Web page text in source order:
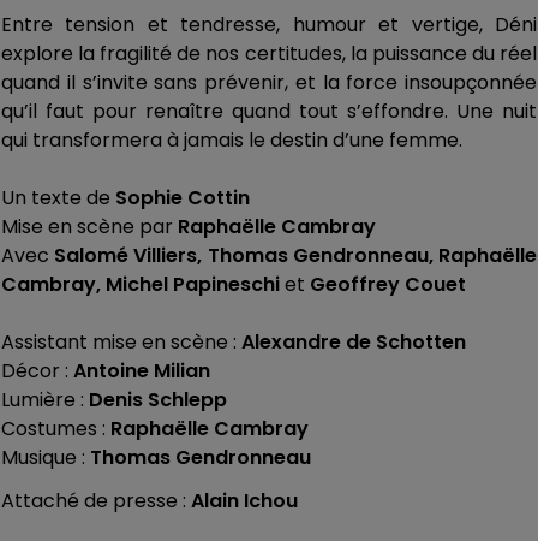
Entre tension et tendresse, humour et vertige, Déni
explore la fragilité de nos certitudes, la puissance du réel
quand il s’invite sans prévenir, et la force insoupçonnée
qu’il faut pour renaître quand tout s’effondre. Une nuit
qui transformera à jamais le destin d’une femme.
Un texte de Sophie Cottin
Mise en scène par Raphaëlle Cambray
Avec Salomé Villiers, Thomas Gendronneau, Raphaëlle
Cambray, Michel Papineschiet Geoffrey Couet
Assistant mise en scène : Alexandre de Schotten
Décor : Antoine Milian
Lumière : Denis Schlepp
Costumes : Raphaëlle Cambray
Musique : Thomas Gendronneau
Attaché de presse : Alain Ichou